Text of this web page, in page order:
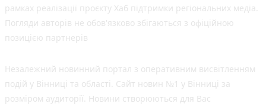
рамках реалізації проєкту Хаб підтримки регіональних медіа.
Погляди авторів не обов'язково збігаються з офіційною
позицією партнерів
Незалежний новинний портал з оперативним висвітленням
подій у Вінниці та області. Сайт новин №1 у Вінниці за
розміром аудиторії. Новини створюються для Вас